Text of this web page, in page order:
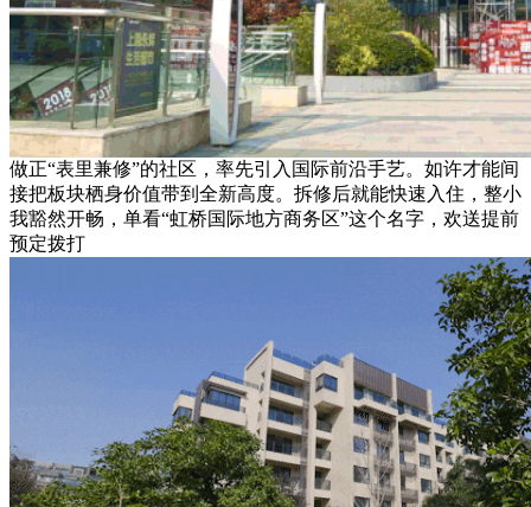
做正“表里兼修”的社区，率先引入国际前沿手艺。如许才能间
接把板块栖身价值带到全新高度。拆修后就能快速入住，整小
我豁然开畅，单看“虹桥国际地方商务区”这个名字，欢送提前
预定拨打